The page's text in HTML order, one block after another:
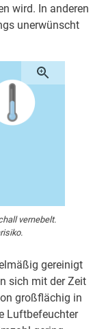
wird. In anderen
unerwünscht
vernebelt.
gereinigt
sich mit der Zeit
großflächig in
Luftbefeuchter